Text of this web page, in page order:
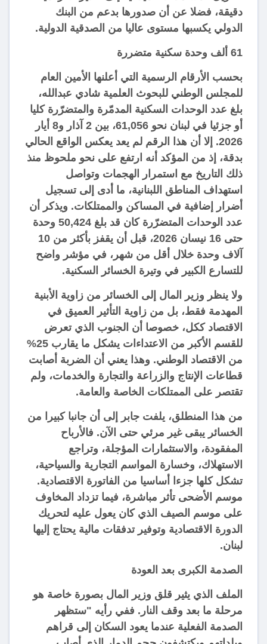
دقيقة، فضلا عن أن صدورها بدعم من البنك
الدولي يكسبها مستوى عاليا من الصدقية الدولية.
61 ألف وحدة سكنية متضررة
بحسب الأرقام الرسمية التي أعلنها الأمين العام
للمجلس الوطني للبحوث العلمية شادي عبدالله،
بلغ عدد الوحدات السكنية المدمّرة والمتضرّرة كليا
أو جزئيا في لبنان نحو 61,056، بين 2 آذار و8 أيار
2026. إلا أن هذا الرقم لم يعد يعكس الواقع الحالي
بدقة، إذ من المؤكد أنه ارتفع على نحو ملحوظ منذ
ذلك التاريخ مع استمرار الهجمات وتواصل
استهداف المناطق اللبنانية، ما أدى إلى تسجيل
أضرار إضافية في المساكن والممتلكات. ويذكر أن
عدد الوحدات المتضرّرة كان قد بلغ 50,424 وحدة
حتى 16 نيسان 2026، قبل أن يقفز بأكثر من 10
آلاف وحدة خلال أقل من شهر، في مؤشر واضح
للتسارع الكبير في وتيرة الخسائر السكنية.
ولا ينظر وزير المال إلى الخسائر من زاوية الأبنية
المهدمة فقط، بل من زاوية التأثير العميق في
الاقتصاد ككل، خصوصا أن الجنوب الذي تعرض
للقسم الأكبر من الاعتداءات يشكل ما يقارب 25%
من الاقتصاد الوطني. وهذا يعني أن الضربة أصابت
قطاعات الإنتاج والزراعة والتجارة والخدمات، ولم
تقتصر على الممتلكات الخاصة والعامة.
من هذا المنطلق، يلفت جابر إلى أن جانبا كبيرا من
الخسائر يبقى غير مرئي حتى الآن. فالأرباح
المفقودة، والاستثمارات المؤجلة، وتراجع
الاستهلاك، وخسارة المواسم التجارية والسياحية،
تشكل كلها جزءا أساسيا من الفاتورة الاقتصادية.
موسم الأضحى تأثر مباشرة، فيما تزداد المخاوف
على موسم الصيف الذي كان يعول عليه لتحريك
الدورة الاقتصادية وتوفير تدفقات مالية يحتاج إليها
لبنان.
الصدمة الكبرى بعد العودة
الملف الذي يثير قلق وزير المال بصورة خاصة هو
مرحلة ما بعد وقف النار. ففي رأيه "ستظهر
الصدمة الفعلية عندما يعود السكان إلى قراهم